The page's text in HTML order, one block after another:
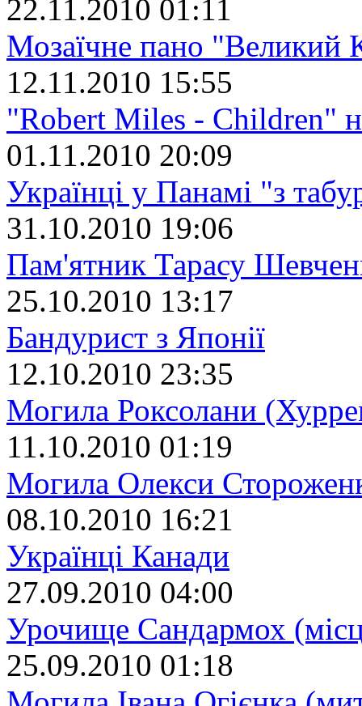
22.11.2010 01:11
Мозаїчне пано "Великий
12.11.2010 15:55
"Robert Miles - Children"
01.11.2010 20:09
Українці у Панамі "з
31.10.2010 19:06
Пам'ятник Тарасу
25.10.2010 13:17
Бандурист з Японії
12.10.2010 23:35
Могила Роксолани
11.10.2010 01:19
Могила Олекси
08.10.2010 16:21
Українці Канади
27.09.2010 04:00
Урочище Сандармох
25.09.2010 01:18